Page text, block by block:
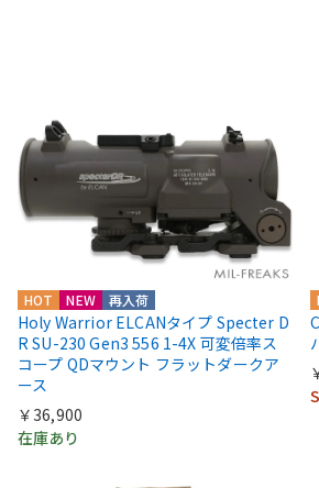
HOT NEW 再入荷
Holy Warrior ELCANタイプ Specter D
R SU-230 Gen3 556 1-4X 可変倍率ス
コープ QDマウント フラットダークア
ース
￥36,900
在庫あり